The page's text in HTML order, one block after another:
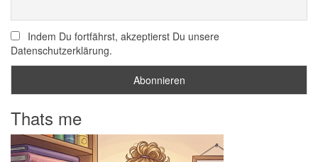
Indem Du fortfährst, akzeptierst Du unsere
Datenschutzerklärung.
Thats me